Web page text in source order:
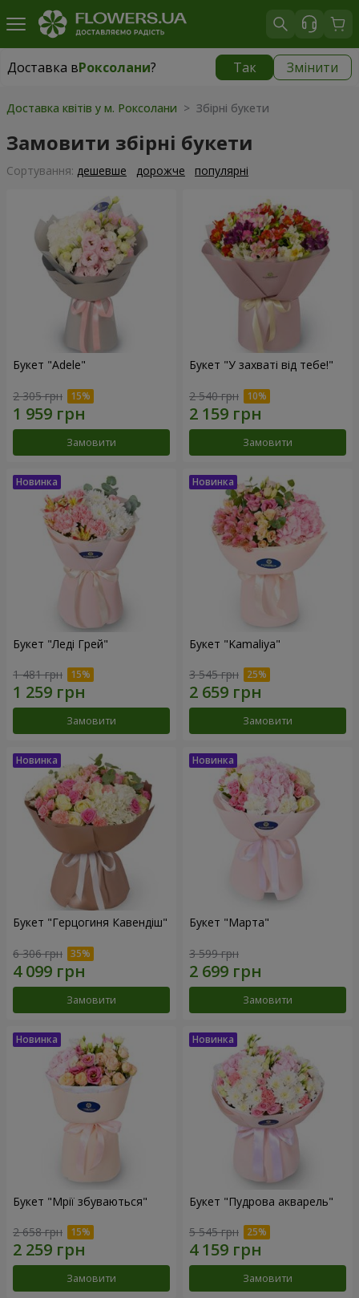
Доставка вРоксолани? Так Змінити
Доставка вРоксолани|
Доставка квітів у м. Роксолани > Збірні букети
Замовити збірні букети
Сортування: дешевше дорожче популярні
Букет "Adele"
2 305 грн
Замовити
Букет "У захваті від тебе!"
2 540 грн
Замовити
Букет "Леді Грей"
1 481 грн
Замовити
Букет "Kamaliya"
3 545 грн
Замовити
Букет "Герцогиня Кавендіш"
6 306 грн
Замовити
Букет "Марта"
3 599 грн
Замовити
Букет "Мрії збуваються"
2 658 грн
Замовити
Букет "Пудрова акварель"
5 545 грн
Замовити